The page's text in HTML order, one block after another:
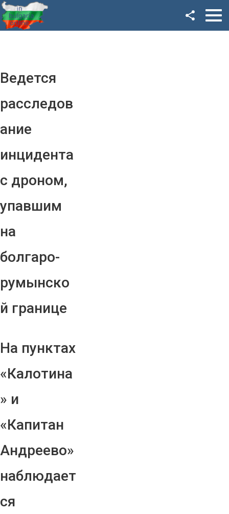
Ведется
расследов
ание
инцидента
с дроном,
упавшим
на
болгаро-
румынско
й границе
На пунктах
«Калотина
» и
«Капитан
Андреево»
наблюдает
ся